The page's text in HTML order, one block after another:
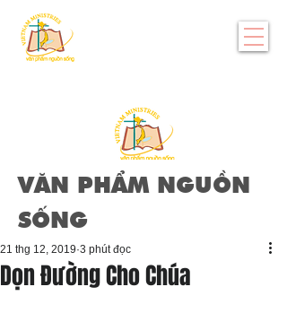
VĂN PHẨM NGUỒN
SỐNG
Dọn Đường Cho Chúa
21 thg 12, 2019 3 phút đọc